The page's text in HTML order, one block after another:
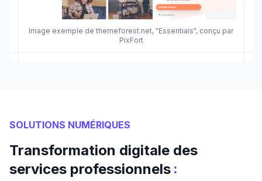
Image exemple de themeforest.net, "Essentials", conçu par
PixFort
SOLUTIONS NUMÉRIQUES
Transformation digitale des
services professionnels :